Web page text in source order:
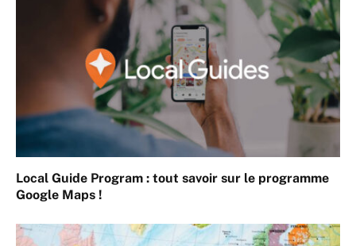
Local Guide Program : tout savoir sur le programme
Google Maps !